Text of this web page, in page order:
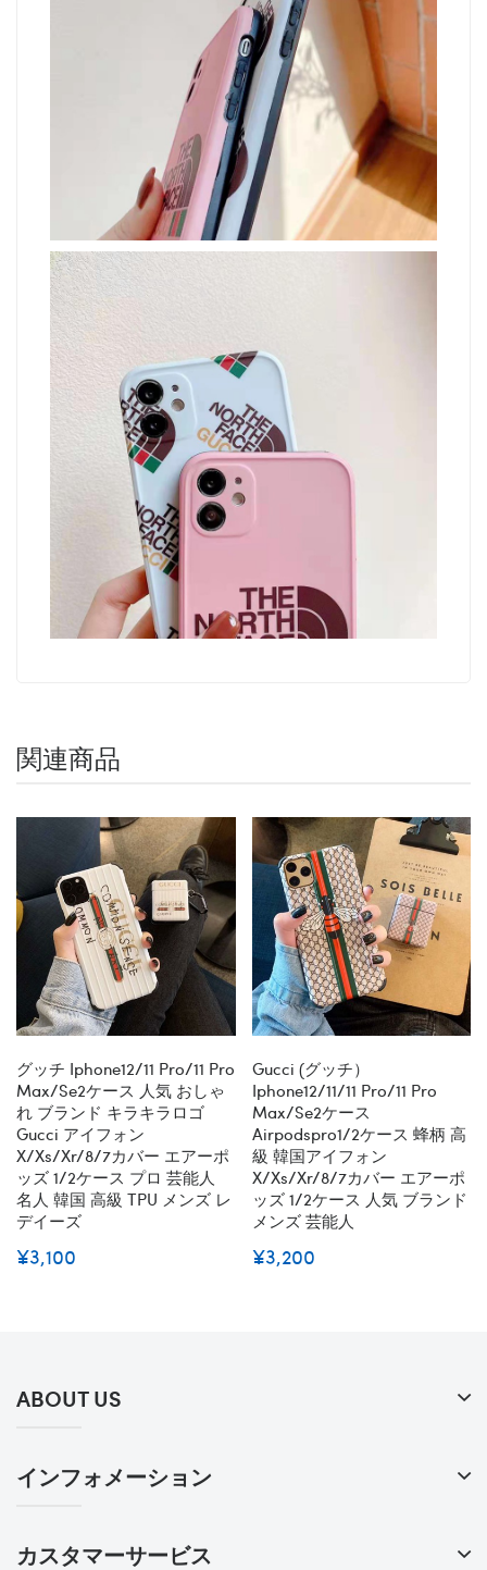
関連商品
グッチ Iphone12/11 Pro/11 Pro
Max/se2ケース 人気 おしゃ
れ ブランド キラキラロゴ
Gucci アイフォン
X/xs/xr/8/7カバー エアーポ
ッズ 1/2ケース プロ 芸能人
名人 韓国 高級 TPU メンズ レ
デイーズ
¥3,100
Gucci (グッチ）
Iphone12/11/11 Pro/11 Pro
Max/se2ケース
Airpodspro1/2ケース 蜂柄 高
級 韓国アイフォン
X/xs/xr/8/7カバー エアーポ
ッズ 1/2ケース 人気 ブランド
メンズ 芸能人
¥3,200
ABOUT US
インフォメーション
カスタマーサービス